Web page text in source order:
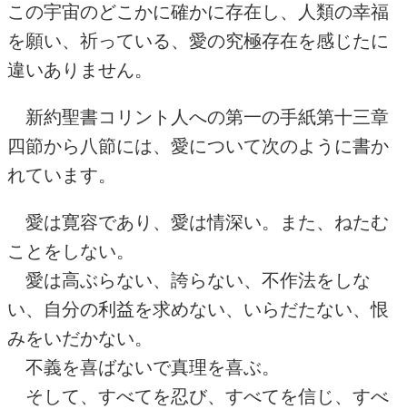
この宇宙のどこかに確かに存在し、人類の幸福
を願い、祈っている、愛の究極存在を感じたに
違いありません。
新約聖書コリント人への第一の手紙第十三章
四節から八節には、愛について次のように書か
れています。
愛は寛容であり、愛は情深い。また、ねたむ
ことをしない。
愛は高ぶらない、誇らない、不作法をしな
い、自分の利益を求めない、いらだたない、恨
みをいだかない。
不義を喜ばないで真理を喜ぶ。
そして、すべてを忍び、すべてを信じ、すべ